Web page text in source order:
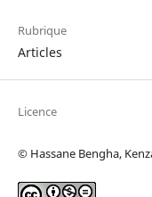
Rubrique
Articles
Licence
© Hassane Bengha,